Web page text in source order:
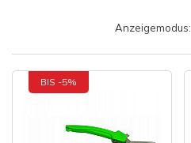
Anzeigemodus:
BIS -5%